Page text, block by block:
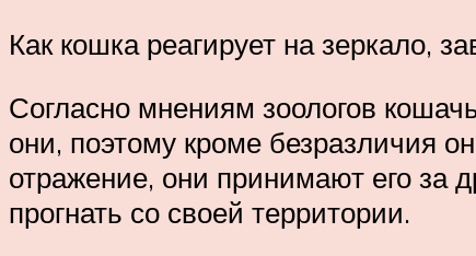
Как кошка реагирует на зеркало,
Согласно мнениям зоологов
они, поэтому кроме безразличия
отражение, они принимают его за
прогнать со своей территории.